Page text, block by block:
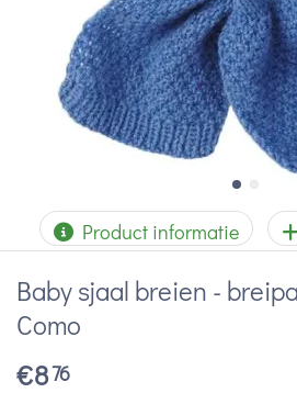
Product informatie
Baby sjaal breien -
Como
€876